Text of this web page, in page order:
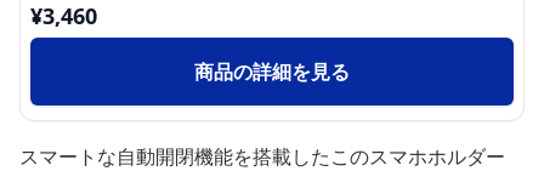
¥3,460
商品の詳細を見る
スマートな自動開閉機能を搭載したこのスマホホルダー